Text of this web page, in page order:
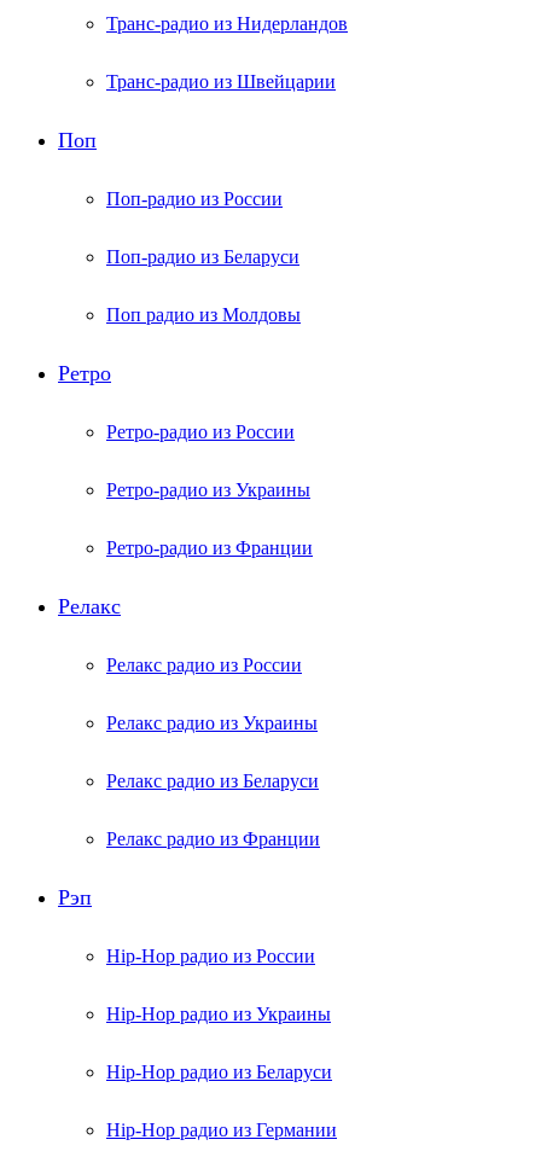
Транс-радио из Нидерландов
Транс-радио из Швейцарии
Поп
Поп-радио из России
Поп-радио из Беларуси
Поп радио из Молдовы
Ретро
Ретро-радио из России
Ретро-радио из Украины
Ретро-радио из Франции
Релакс
Релакс радио из России
Релакс радио из Украины
Релакс радио из Беларуси
Релакс радио из Франции
Рэп
Hip-Hop радио из России
Hip-Hop радио из Украины
Hip-Hop радио из Беларуси
Hip-Hop радио из Германии